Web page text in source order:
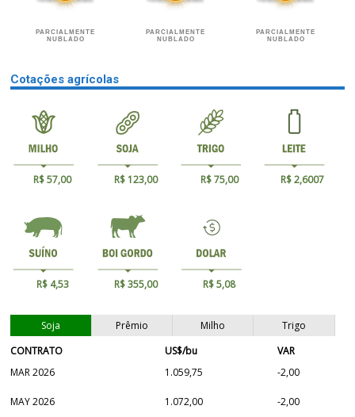
PARCIALMENTE
NUBLADO
PARCIALMENTE
NUBLADO
PARCIALMENTE
NUBLADO
Cotações agrícolas
R$ 57,00 R$ 123,00 R$ 75,00 R$ 2,6007
R$ 4,53 R$ 355,00 R$ 5,08
Soja Prêmio Milho
Trigo
CONTRATO
US$/bu
VAR
MAR 2026
1.059,75 -2,00
MAY 2026 1.072,00 -2,00